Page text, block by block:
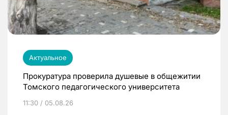
Актуальное
Прокуратура проверила душевые в общежитии
Томского педагогического университета
11:30 / 05.08.26